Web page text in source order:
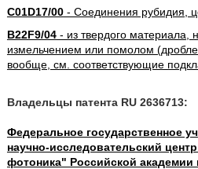
C01D17/00- Соединения рубидия,
B22F9/04- из твердого материала,
измельчением или помолом
вообще, см. соответствующие
Владельцы патента RU 2636713:
Федеральное государственное
научно-исследовательский
фотоника" Российской академии